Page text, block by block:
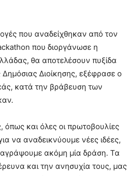
που αναδείχθηκαν από τον
που διοργάνωσε η
θα αποτελέσουν πυξίδα
Δημόσιας Διοίκησης, εξέφρασε ο
κατά την βράβευση των
όπως και όλες οι πρωτοβουλίες
να αναδεικνύουμε νέες ιδέες,
ακόμη μία δράση. Τα
και την ανησυχία τους, μας